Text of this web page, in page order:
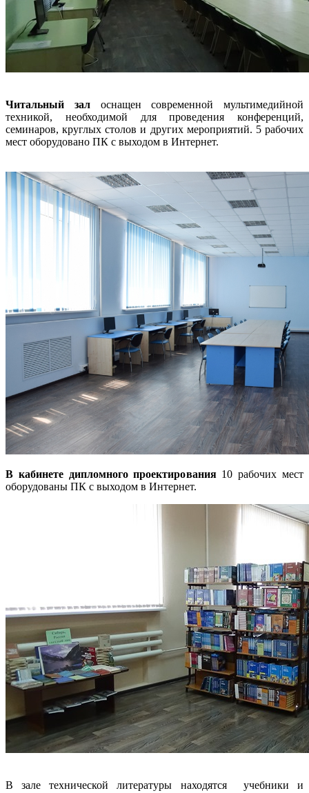
Читальный залоснащен современной мультимедийной
техникой, необходимой для проведения конференций,
семинаров, круглых столов и других мероприятий. 5 рабочих
мест оборудовано ПК с выходом в Интернет.
В кабинете дипломного проектирования10 рабочих мест
оборудованы ПК с выходом в Интернет.
В зале технической литературы находятся учебники и